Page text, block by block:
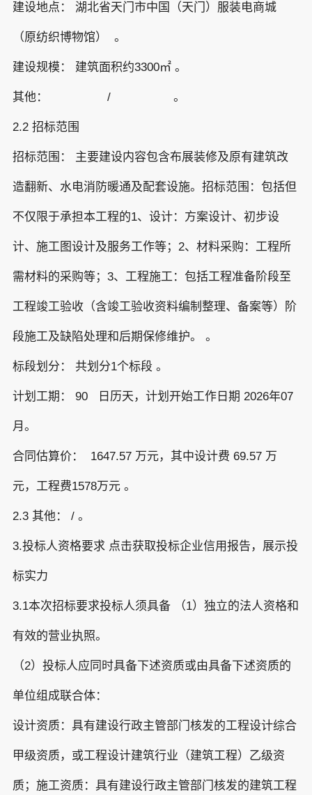
建设地点： 湖北省天门市中国（天门）服装电商城
（原纺织博物馆） 。
建设规模： 建筑面积约3300㎡ 。
其他： / 。
2.2 招标范围
招标范围： 主要建设内容包含布展装修及原有建筑改
造翻新、水电消防暖通及配套设施。招标范围：包括但
不仅限于承担本工程的1、设计：方案设计、初步设
计、施工图设计及服务工作等；2、材料采购：工程所
需材料的采购等；3、工程施工：包括工程准备阶段至
工程竣工验收（含竣工验收资料编制整理、备案等）阶
段施工及缺陷处理和后期保修维护。 。
标段划分： 共划分1个标段 。
计划工期： 90 日历天，计划开始工作日期 2026年07
月。
合同估算价： 1647.57 万元，其中设计费 69.57 万
元，工程费1578万元 。
2.3 其他： / 。
3.投标人资格要求 点击获取投标企业信用报告，展示投
标实力
3.1本次招标要求投标人须具备 （1）独立的法人资格和
有效的营业执照。
（2）投标人应同时具备下述资质或由具备下述资质的
单位组成联合体：
设计资质：具有建设行政主管部门核发的工程设计综合
甲级资质，或工程设计建筑行业（建筑工程）乙级资
质；施工资质：具有建设行政主管部门核发的建筑工程